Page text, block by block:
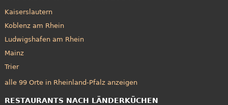
Kaiserslautern
Koblenz am Rhein
Ludwigshafen am Rhein
Mainz
Trier
alle 99 Orte in Rheinland-Pfalz anzeigen
RESTAURANTS NACH LÄNDERKÜCHEN